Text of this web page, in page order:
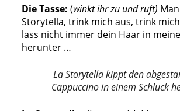
Die Tasse: (winkt ihr zu und ruft)
Storytella, trink mich aus, trink
lass nicht immer dein Haar in
herunter …
La Storytella kippt den
Cappuccino in einem Schluck